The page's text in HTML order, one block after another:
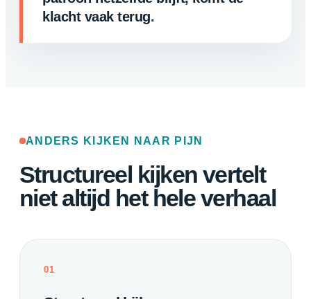
klacht vaak terug.
ANDERS KIJKEN NAAR PIJN
Structureel kijken vertelt
niet altijd het hele verhaal
01